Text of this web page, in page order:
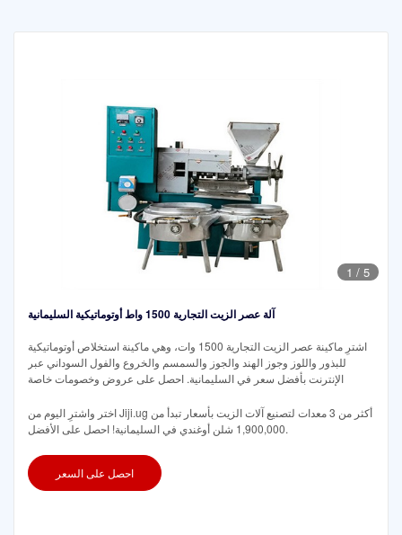
1 / 5
آلة عصر الزيت التجارية 1500 واط أوتوماتيكية السليمانية
اشترِ ماكينة عصر الزيت التجارية 1500 وات، وهي ماكينة استخلاص أوتوماتيكية
للبذور واللوز وجوز الهند والجوز والسمسم والخروع والفول السوداني عبر
الإنترنت بأفضل سعر في السليمانية. احصل على عروض وخصومات خاصة
اختر واشترِ اليوم من Jiji.ug أكثر من 3 معدات لتصنيع آلات الزيت بأسعار تبدأ من
1,900,000 شلن أوغندي في السليمانية! احصل على الأفضل.
احصل على السعر